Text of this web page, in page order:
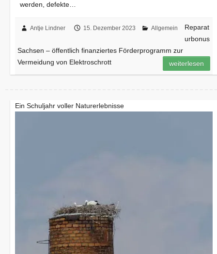
werden, defekte…
Antje Lindner 15. Dezember 2023 Allgemein
Reparat
urbonus
Sachsen – öffentlich finanziertes Förderprogramm zur
Vermeidung von Elektroschrott
weiterlesen
Ein Schuljahr voller Naturerlebnisse